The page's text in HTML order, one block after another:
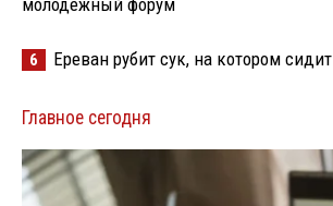
молодёжный форум
6 Ереван рубит сук, на котором сидит
Главное сегодня